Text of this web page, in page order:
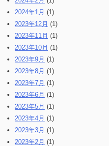
2024年1月 (1)
2023年12月 (1)
2023年11月 (1)
2023年10月 (1)
2023年9月 (1)
2023年8月 (1)
2023年7月 (1)
2023年6月 (1)
2023年5月 (1)
2023年4月 (1)
2023年3月 (1)
2023年2月 (1)